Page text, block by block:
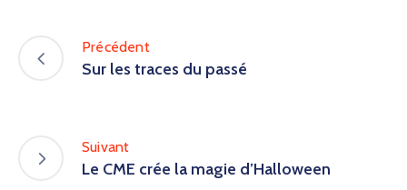
Précédent
Sur les traces du passé
Suivant
Le CME crée la magie d’Halloween